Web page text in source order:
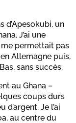
d’Apesokubi, un
J’ai une
permettait pas
Allemagne puis,
sans succès.
au Ghana –
coups durs
d’argent. Je l’ai
au centre du